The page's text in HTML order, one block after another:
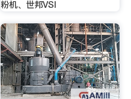
粉机、世邦VSI